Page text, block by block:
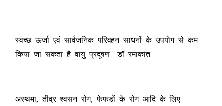
स्वच्छ ऊर्जा एवं सार्वजनिक परिवहन साधनों के उपयोग से कम
किया जा सकता है वायु प्रदूषण– डॉ रमाकांत
अस्थमा, तीव्र श्वसन रोग, फेफड़ों के रोग आदि के लिए